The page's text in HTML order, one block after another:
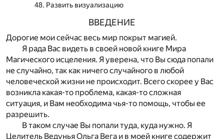
Развить визуализацию
ВВЕДЕНИЕ
Дорогие мои сейчас весь мир покрыт магией.
Я рада Вас видеть в своей новой книге Мира
Магического исцеления. Я уверена, что Вы сюда попали
не случайно, так как ничего случайного в любой
человеческой жизни не происходит. Всего скорее у Вас
возникла какая-то проблема, какая-то сложная
ситуация, и Вам необходима чья-то помощь, чтобы ее
разрешить.
В таком случае Вы попали туда, куда нужно. Я
Целитель Ведунья Ольга Вега и в моей книге содержит